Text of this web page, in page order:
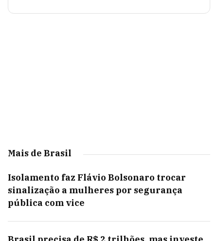
Mais de Brasil
Isolamento faz Flávio Bolsonaro trocar
sinalização a mulheres por segurança
pública com vice